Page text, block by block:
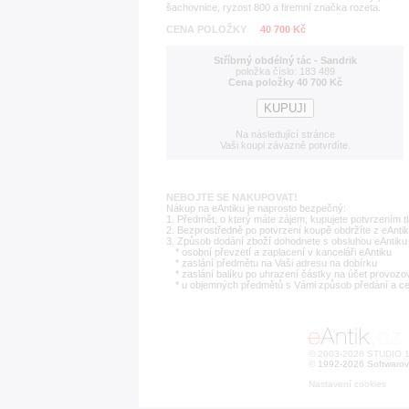
šachovnice, ryzost 800 a firemní značka rozeta.
CENA POLOŽKY
40 700 Kč
Stříbrný obdélný tác - Sandrik
položka číslo: 183 489
Cena položky 40 700 Kč
Na následující stránce
Vaši koupi závazně potvrdíte.
NEBOJTE SE NAKUPOVAT!
Nákup na eAntiku je naprosto bezpečný:
1. Předmět, o který máte zájem, kupujete potvrzením
2. Bezprostředně po potvrzení koupě obdržíte z
3. Způsob dodání zboží dohodnete s obsluhou
* osobní převzetí a zaplacení v kanceláři eAntiku
* zaslání předmětu na Vaši adresu na dobírku
* zaslání balíku po uhrazení částky na účet
* u objemných předmětů s Vámi způsob předání a
© 2003-2026 STUDIO
1992-2026
Nastavení cookies